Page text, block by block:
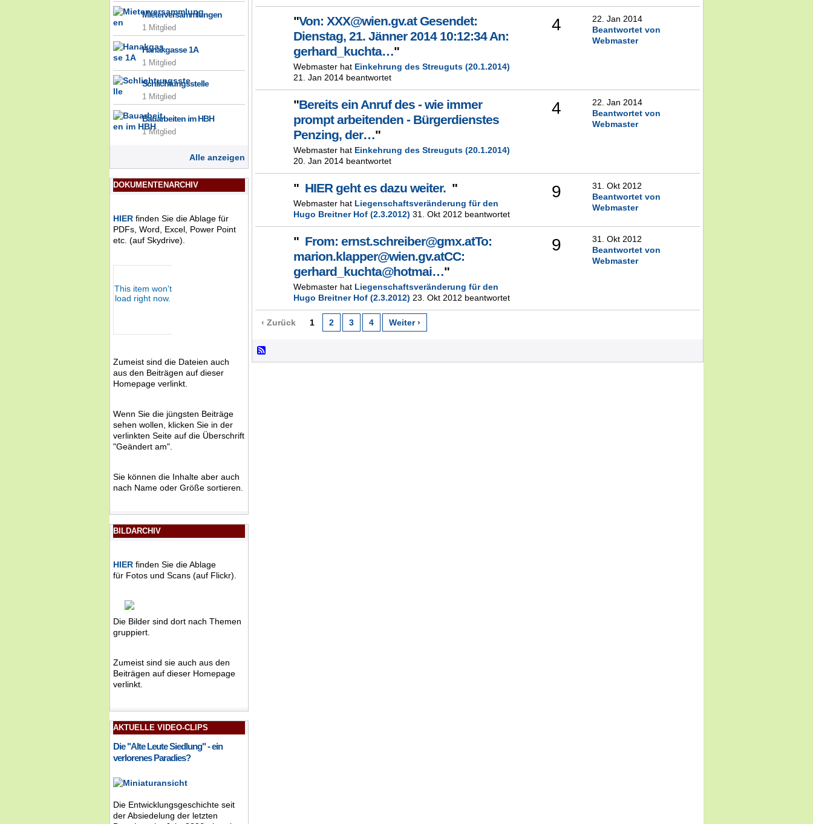
Mieterversammlungen
1 Mitglied
Hanakgasse 1A
1 Mitglied
Schlichtungsstelle
1 Mitglied
Bauarbeiten im HBH
1 Mitglied
Alle anzeigen
DOKUMENTENARCHIV
HIER finden Sie die Ablage für
PDFs, Word, Excel, Power Point
etc. (auf Skydrive).
Zumeist sind die Dateien auch
aus den Beiträgen auf dieser
Homepage verlinkt.
Wenn Sie die jüngsten Beiträge
sehen wollen, klicken Sie in der
verlinkten Seite auf die Überschrift
"Geändert am".
Sie können die Inhalte aber auch
nach Name oder Größe sortieren.
BILDARCHIV
HIER finden Sie die Ablage
für Fotos und Scans (auf Flickr).
Die Bilder sind dort nach Themen
gruppiert.
Zumeist sind sie auch aus den
Beiträgen auf dieser Homepage
verlinkt.
AKTUELLE VIDEO-CLIPS
Die "Alte Leute Siedlung" - ein
verlorenes Paradies?
Die Entwicklungsgeschichte seit
der Absiedelung der letzten
"Von: XXX@wien.gv.at Gesendet:
Dienstag, 21. Jänner 2014 10:12:34 An:
gerhard_kuchta…"
Webmaster hat Einkehrung des Streuguts (20.1.2014)
21. Jan 2014 beantwortet
4
22. Jan 2014
Beantwortet von
Webmaster
"Bereits ein Anruf des - wie immer
prompt arbeitenden - Bürgerdienstes
Penzing, der…"
Webmaster hat Einkehrung des Streuguts (20.1.2014)
20. Jan 2014 beantwortet
4
22. Jan 2014
Beantwortet von
Webmaster
" HIER geht es dazu weiter. "
Webmaster hat Liegenschaftsveränderung für den
Hugo Breitner Hof (2.3.2012) 31. Okt 2012 beantwortet
9
31. Okt 2012
Beantwortet von
Webmaster
" From: ernst.schreiber@gmx.atTo:
marion.klapper@wien.gv.atCC:
gerhard_kuchta@hotmai…"
Webmaster hat Liegenschaftsveränderung für den
Hugo Breitner Hof (2.3.2012) 23. Okt 2012 beantwortet
9
31. Okt 2012
Beantwortet von
Webmaster
‹ Zurück 1 2 3 4 Weiter ›